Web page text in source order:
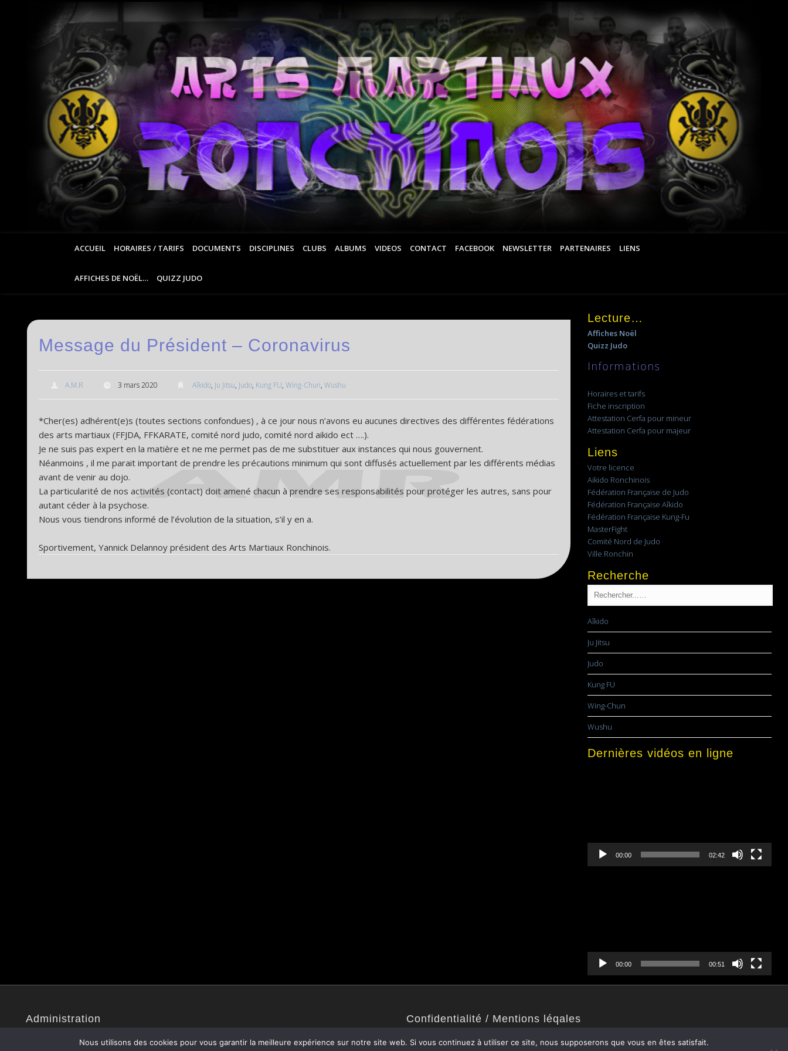
ACCUEIL HORAIRES / TARIFS DOCUMENTS DISCIPLINES CLUBS ALBUMS VIDEOS CONTACT FACEBOOK NEWSLETTER PARTENAIRES LIENS
AFFICHES DE NOËL… QUIZZ JUDO
Message du Président – Coronavirus
A.M.R 3 mars 2020 Aîkido, Ju Jitsu, Judo, Kung FU, Wing-Chun, Wushu
*Cher(es) adhérent(e)s (toutes sections confondues) , à ce jour nous n’avons eu aucunes directives des différentes fédérations
des arts martiaux (FFJDA, FFKARATE, comité nord judo, comité nord aikido ect ….).
Je ne suis pas expert en la matière et ne me permet pas de me substituer aux instances qui nous gouvernent.
Néanmoins , il me parait important de prendre les précautions minimum qui sont diffusés actuellement par les différents médias
avant de venir au dojo.
La particularité de nos activités (contact) doit amené chacun à prendre ses responsabilités pour protéger les autres, sans pour
autant céder à la psychose.
Nous vous tiendrons informé de l’évolution de la situation, s’il y en a.
Sportivement, Yannick Delannoy président des Arts Martiaux Ronchinois.
Lecture…
Affiches Noël
Quizz Judo
Informations
Horaires et tarifs
Fiche inscription
Attestation Cerfa pour mineur
Attestation Cerfa pour majeur
Liens
Votre licence
Aikido Ronchinois
Fédération Française de Judo
Fédération Française Aîkido
Fédération Française Kung-Fu
MasterFight
Comité Nord de Judo
Ville Ronchin
Recherche
Aîkido
Ju Jitsu
Judo
Kung FU
Wing-Chun
Wushu
Dernières vidéos en ligne
00:00 02:42
00:00 00:51
Administration Confidentialité / Mentions léqales
Mentions légales
Nous utilisons des cookies pour vous garantir la meilleure expérience sur notre site web. Si vous continuez à utiliser ce site, nous supposerons que vous en êtes satisfait.